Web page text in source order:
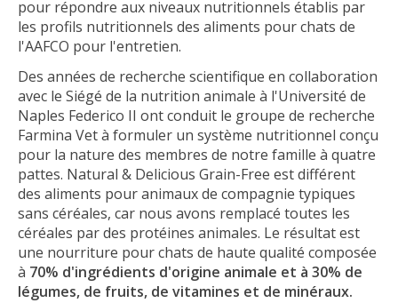
pour répondre aux niveaux nutritionnels établis par
les profils nutritionnels des aliments pour chats de
l'AAFCO pour l'entretien.
Des années de recherche scientifique en collaboration
avec le Siégé de la nutrition animale à l'Université de
Naples Federico II ont conduit le groupe de recherche
Farmina Vet à formuler un système nutritionnel conçu
pour la nature des membres de notre famille à quatre
pattes. Natural & Delicious Grain-Free est différent
des aliments pour animaux de compagnie typiques
sans céréales, car nous avons remplacé toutes les
céréales par des protéines animales. Le résultat est
une nourriture pour chats de haute qualité composée
à 70% d'ingrédients d'origine animale et à 30% de
légumes, de fruits, de vitamines et de minéraux.